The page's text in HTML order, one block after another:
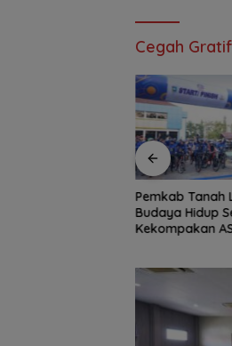
Cegah
Bartim Expo
Dibuka, Dorong
Ekonomi dan